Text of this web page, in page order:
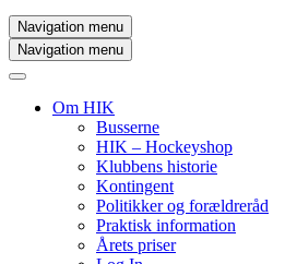
Navigation menu
Navigation menu
Om HIK
Busserne
HIK – Hockeyshop
Klubbens historie
Kontingent
Politikker og forældreråd
Praktisk information
Årets priser